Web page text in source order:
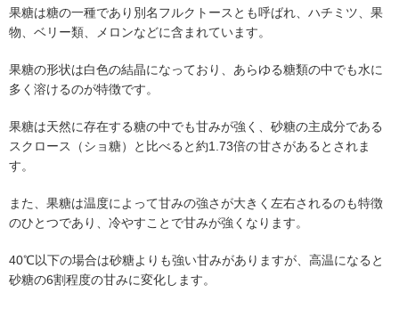
果糖は糖の一種であり別名フルクトースとも呼ばれ、ハチミツ、果
物、ベリー類、メロンなどに含まれています。
果糖の形状は白色の結晶になっており、あらゆる糖類の中でも水に
多く溶けるのが特徴です。
果糖は天然に存在する糖の中でも甘みが強く、砂糖の主成分である
スクロース（ショ糖）と比べると約1.73倍の甘さがあるとされま
す。
また、果糖は温度によって甘みの強さが大きく左右されるのも特徴
のひとつであり、冷やすことで甘みが強くなります。
40℃以下の場合は砂糖よりも強い甘みがありますが、高温になると
砂糖の6割程度の甘みに変化します。